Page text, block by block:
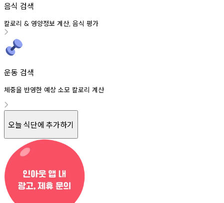
음식 검색
칼로리 & 영양정보 계산, 음식 평가
운동 검색
체중을 반영한 예상 소모 칼로리 계산
오늘 식단에 추가하기